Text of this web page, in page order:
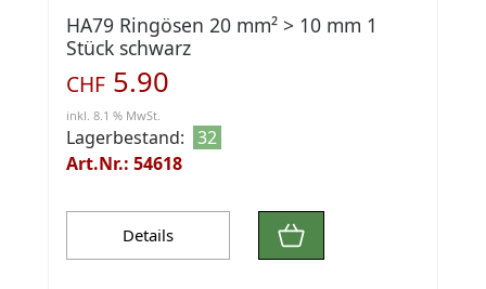
HA79 Ringösen 20 mm² > 10 mm 1
Stück schwarz
CHF 5.90
inkl. 8.1 % MwSt.
Lagerbestand: 32
Art.Nr.: 54618
Details